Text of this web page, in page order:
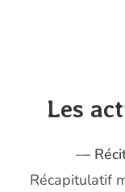
Les
––
Récapitulatif